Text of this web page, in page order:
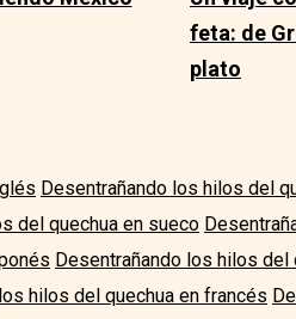
feta: de
plato
Desentrañando los hilos del
del quechua en sueco
Desentrañando los hilos del
hilos del quechua en francés